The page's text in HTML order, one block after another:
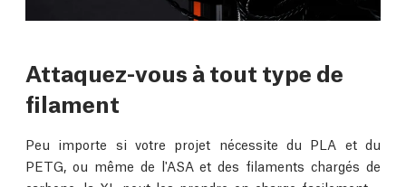
Attaquez-vous à tout type de
filament
Peu importe si votre projet nécessite du PLA et du
PETG, ou même de l'ASA et des filaments chargés de